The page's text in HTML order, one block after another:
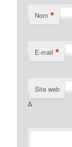
Nom *
E-mail *
Site web
Δ